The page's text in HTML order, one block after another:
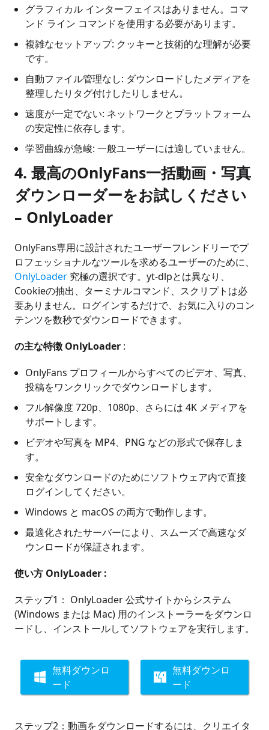
グラフィカル インターフェイスはありません。コマ
ンド ライン コマンドを使用する必要があります。
複雑なセットアップ: クッキーと技術的な理解が必要
です。
自動ファイル管理なし: ダウンロードしたメディアを
整理したりタグ付けしたりしません。
速度が一定でない: ネットワークとプラットフォーム
の安定性に依存します。
学習曲線が急峻: 一般ユーザーには適していません。
4. 最高のOnlyFans一括動画・写真
ダウンローダーをお試しください
– OnlyLoader
OnlyFans専用に設計されたユーザーフレンドリーでプ
ロフェッショナルなツールを求めるユーザーのために、
OnlyLoader 究極の選択です。yt-dlpとは異なり、
Cookieの抽出、ターミナルコマンド、スクリプトは必
要ありません。ログインするだけで、お気に入りのコン
テンツを数秒でダウンロードできます。
の主な特徴 OnlyLoader :
OnlyFans プロフィールからすべてのビデオ、写真、
投稿をワンクリックでダウンロードします。
フル解像度 720p、1080p、さらには 4K メディアを
サポートします。
ビデオや写真を MP4、PNG などの形式で保存しま
す。
安全なダウンロードのためにソフトウェア内で直接
ログインしてください。
Windows と macOS の両方で動作します。
最適化されたサーバーにより、スムーズで高速なダ
ウンロードが保証されます。
使い方 OnlyLoader :
ステップ1： OnlyLoader 公式サイトからシステム
(Windows または Mac) 用のインストーラーをダウンロ
ードし、インストールしてソフトウェアを実行します。
無料ダウンロ
ード
無料ダウンロ
ード
ステップ2：動画をダウンロードするには、クリエイタ